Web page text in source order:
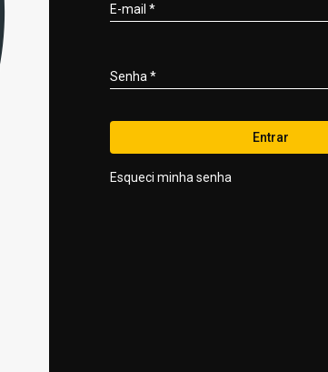
E-mail *
Senha *
Entrar
Esqueci minha senha